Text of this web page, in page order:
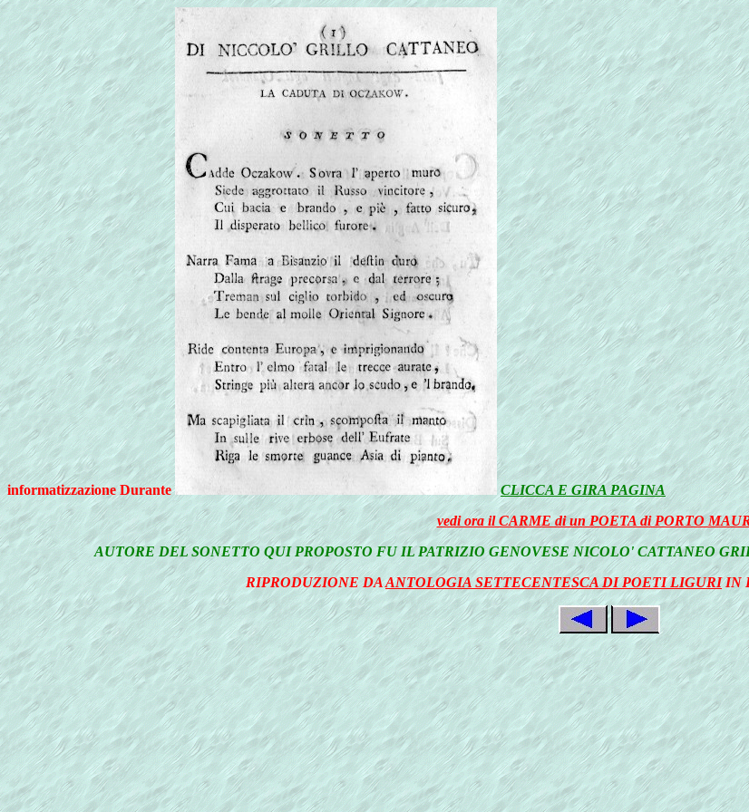
informatizzazione Durante
CLICCA E GIRA PAGINA
vedi ora il CARME di un POETA di PORTO
AUTORE DEL SONETTO QUI PROPOSTO FU IL PATRIZIO GENOVESE NICOLO' CATTANEO
RIPRODUZIONE DAANTOLOGIA SETTECENTESCA DI POETI LIGURIIN